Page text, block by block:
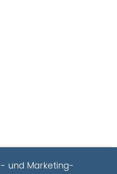
und Marketing-